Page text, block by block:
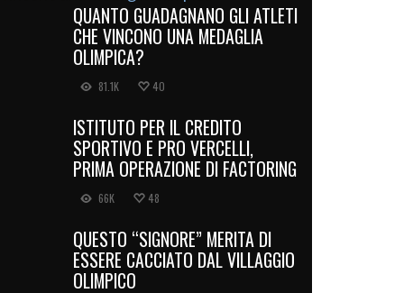
QUANTO GUADAGNANO GLI ATLETI
CHE VINCONO UNA MEDAGLIA
OLIMPICA?
81.1K 40
ISTITUTO PER IL CREDITO
SPORTIVO E PRO VERCELLI,
PRIMA OPERAZIONE DI FACTORING
66K 48
QUESTO “SIGNORE” MERITA DI
ESSERE CACCIATO DAL VILLAGGIO
OLIMPICO